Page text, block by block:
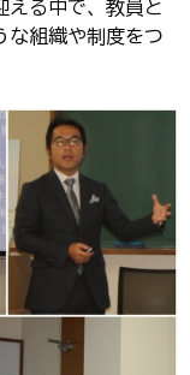
える中で、教員と
な組織や制度をつ